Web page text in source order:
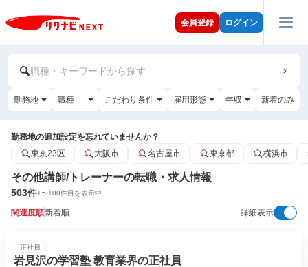
会員登録 ログイン
職種・キーワードから探す
勤務地 職種 こだわり条件 雇用形態 年収 新着のみ
勤務地の追加設定を忘れていませんか？
東京23区
大阪市 名古屋市 東京都 横浜市
その他講師/トレーナーの転職・求人情報
503件1〜100件目を表示中
関連度順新着順 詳細表示
正社員
岩見沢の学習塾 教育業界の正社員